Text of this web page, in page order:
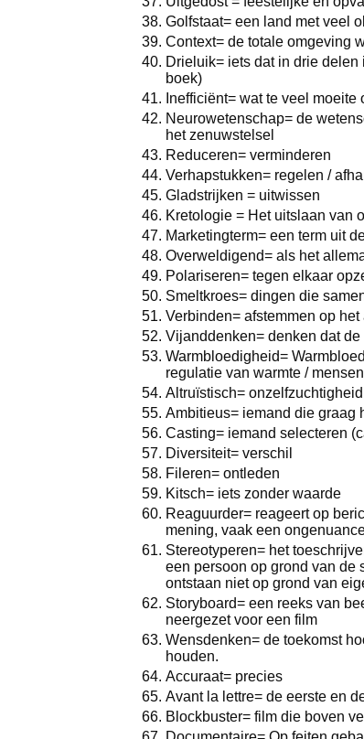
Golfstaat= een land met veel
Context= de totale omgeving
Drieluik= iets dat in drie
boek)
Inefficiënt= wat te veel
Neurowetenschap= de
het zenuwstelsel
Reduceren= verminderen
Verhapstukken= regelen /
Gladstrijken = uitwissen
Kretologie = Het uitslaan van
Marketingterm= een term uit
Overweldigend= als het
Polariseren= tegen elkaar
Smeltkroes= dingen die
Verbinden= afstemmen op het
Vijanddenken= denken dat
Warmbloedigheid=
regulatie van warmte /
Altruïstisch=
Ambitieus= iemand die graag
Casting= iemand selecteren
Diversiteit= verschil
Fileren= ontleden
Kitsch= iets zonder waarde
Reaguurder= reageert op
mening, vaak een
Stereotyperen= het
een persoon op grond van de
ontstaan niet op grond van
Storyboard= een reeks van
neergezet voor een film
Wensdenken= de toekomst
houden.
Accuraat= precies
Avant la lettre= de eerste en
Blockbuster= film die boven